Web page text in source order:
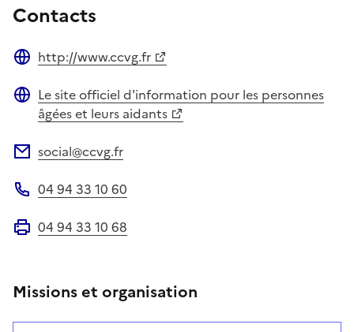
Contacts
http://www.ccvg.fr
Site web
Le site officiel d'information pour les personnes
âgées et leurs aidants
social@ccvg.fr
04 94 33 10 60
04 94 33 10 68
Missions et organisation